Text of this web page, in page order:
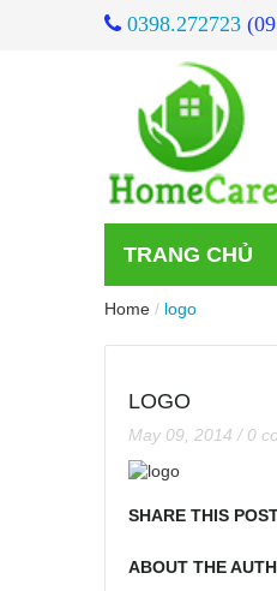
0398.272723
TRANG CHỦ
Home / logo
LOGO
May 09, 2014 / 0
SHARE THIS
ABOUT THE